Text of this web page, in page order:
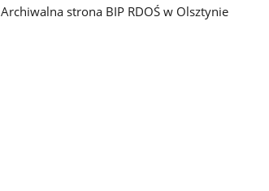
Archiwalna strona BIP RDOŚ w Olsztynie